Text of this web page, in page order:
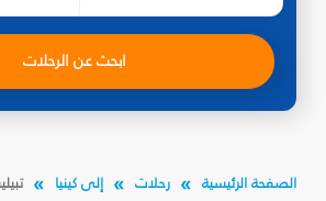
ابحث عن الرحلات
الصفحة الرئيسية رحلات إلى كينيا